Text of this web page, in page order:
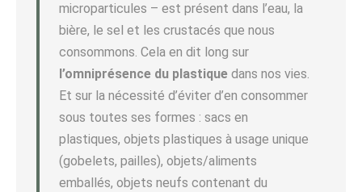
microparticules – est présent dans l’eau, la
bière, le sel et les crustacés que nous
consommons. Cela en dit long sur
l’omniprésence du plastique dans nos vies.
Et sur la nécessité d’éviter d’en consommer
sous toutes ses formes : sacs en
plastiques, objets plastiques à usage unique
(gobelets, pailles), objets/aliments
emballés, objets neufs contenant du